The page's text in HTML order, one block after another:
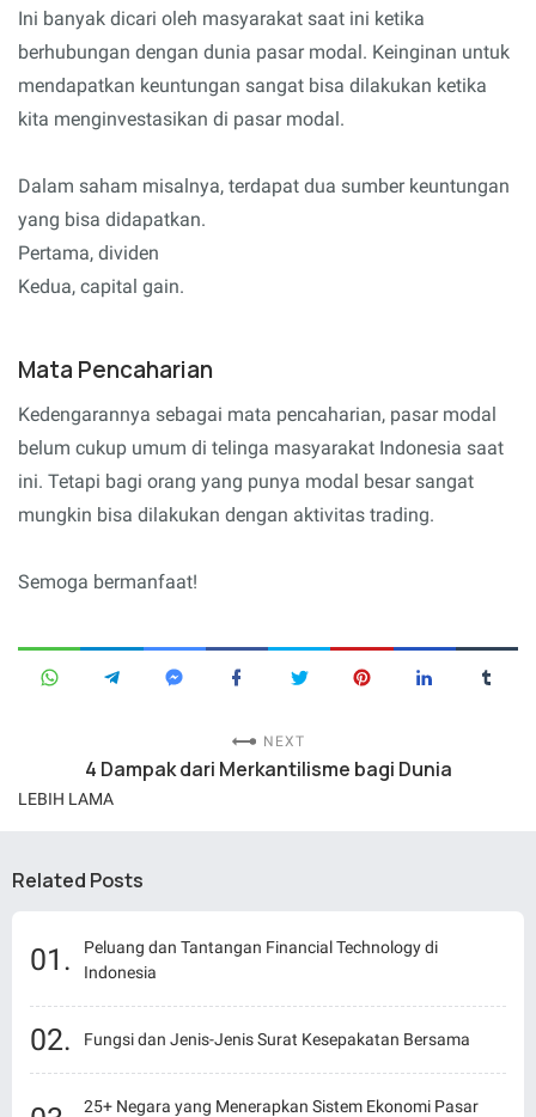
Ini banyak dicari oleh masyarakat saat ini ketika
berhubungan dengan dunia pasar modal. Keinginan untuk
mendapatkan keuntungan sangat bisa dilakukan ketika
kita menginvestasikan di pasar modal.
Dalam saham misalnya, terdapat dua sumber keuntungan
yang bisa didapatkan.
Pertama, dividen
Kedua, capital gain.
Mata Pencaharian
Kedengarannya sebagai mata pencaharian, pasar modal
belum cukup umum di telinga masyarakat Indonesia saat
ini. Tetapi bagi orang yang punya modal besar sangat
mungkin bisa dilakukan dengan aktivitas trading.
Semoga bermanfaat!
NEXT
4 Dampak dari Merkantilisme bagi Dunia
LEBIH LAMA
Related Posts
Peluang dan Tantangan Financial Technology di
Indonesia
Fungsi dan Jenis-Jenis Surat Kesepakatan Bersama
25+ Negara yang Menerapkan Sistem Ekonomi Pasar